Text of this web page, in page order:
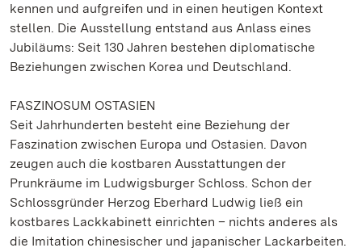
kennen und aufgreifen und in einen heutigen Kontext
stellen. Die Ausstellung entstand aus Anlass eines
Jubiläums: Seit 130 Jahren bestehen diplomatische
Beziehungen zwischen Korea und Deutschland.
FASZINOSUM OSTASIEN
Seit Jahrhunderten besteht eine Beziehung der
Faszination zwischen Europa und Ostasien. Davon
zeugen auch die kostbaren Ausstattungen der
Prunkräume im Ludwigsburger Schloss. Schon der
Schlossgründer Herzog Eberhard Ludwig ließ ein
kostbares Lackkabinett einrichten – nichts anderes als
die Imitation chinesischer und japanischer Lackarbeiten.